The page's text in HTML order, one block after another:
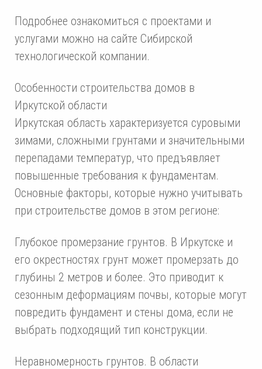
Подробнее ознакомиться с проектами и
услугами можно на сайте Сибирской
технологической компании.
Особенности строительства домов в
Иркутской области
Иркутская область характеризуется суровыми
зимами, сложными грунтами и значительными
перепадами температур, что предъявляет
повышенные требования к фундаментам.
Основные факторы, которые нужно учитывать
при строительстве домов в этом регионе:
Глубокое промерзание грунтов. В Иркутске и
его окрестностях грунт может промерзать до
глубины 2 метров и более. Это приводит к
сезонным деформациям почвы, которые могут
повредить фундамент и стены дома, если не
выбрать подходящий тип конструкции.
Неравномерность грунтов. В области